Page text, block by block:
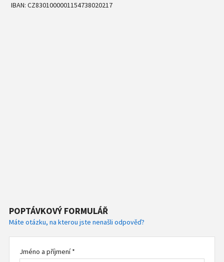
IBAN: CZ8301000001154738020217
POPTÁVKOVÝ FORMULÁŘ
Máte otázku, na kterou jste nenašli odpověď?
Jméno a příjmení *